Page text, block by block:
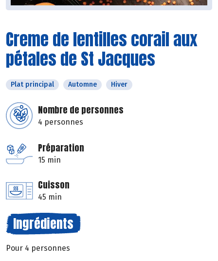
Creme de lentilles corail aux
pétales de St Jacques
Plat principal Automne Hiver
Nombre de personnes
4 personnes
Préparation
15 min
Cuisson
45 min
Ingrédients
Pour 4 personnes